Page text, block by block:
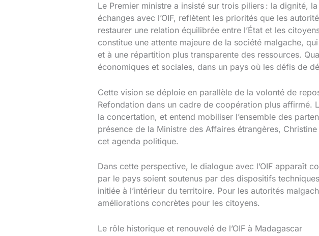
Le Premier ministre a insisté sur trois piliers : la dignité,
échanges avec l’OIF, reflètent les priorités que les
restaurer une relation équilibrée entre l’État et les
constitue une attente majeure de la société malgache,
et à une répartition plus transparente des ressources.
économiques et sociales, dans un pays où les défis de
Cette vision se déploie en parallèle de la volonté de
Refondation dans un cadre de coopération plus affirmé.
la concertation, et entend mobiliser l’ensemble des
présence de la Ministre des Affaires étrangères,
cet agenda politique.
Dans cette perspective, le dialogue avec l’OIF apparaît
par le pays soient soutenus par des dispositifs
initiée à l’intérieur du territoire. Pour les autorités
améliorations concrètes pour les citoyens.
Le rôle historique et renouvelé de l’OIF à Madagascar